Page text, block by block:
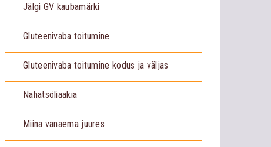
Jälgi GV kaubamärki
Gluteenivaba toitumine
Gluteenivaba toitumine kodus ja väljas
Nahatsöliaakia
Miina vanaema juures